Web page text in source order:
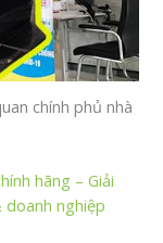
chính phủ nhà
hãng – Giải
nghiệp